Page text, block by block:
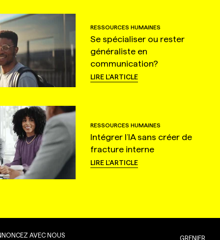
RESSOURCES HUMAINES
Se spécialiser ou rester
généraliste en
communication?
LIRE L'ARTICLE
RESSOURCES HUMAINES
Intégrer l’IA sans créer de
fracture interne
LIRE L'ARTICLE
AVEC NOUS GRENIER